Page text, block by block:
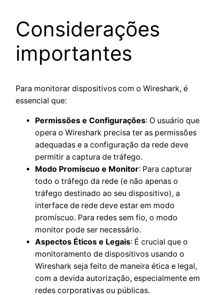
Considerações
importantes
Para monitorar dispositivos com o Wireshark, é
essencial que:
Permissões e Configurações: O usuário que
opera o Wireshark precisa ter as permissões
adequadas e a configuração da rede deve
permitir a captura de tráfego.
Modo Promíscuo e Monitor: Para capturar
todo o tráfego da rede (e não apenas o
tráfego destinado ao seu dispositivo), a
interface de rede deve estar em modo
promíscuo. Para redes sem fio, o modo
monitor pode ser necessário.
Aspectos Éticos e Legais: É crucial que o
monitoramento de dispositivos usando o
Wireshark seja feito de maneira ética e legal,
com a devida autorização, especialmente em
redes corporativas ou públicas.